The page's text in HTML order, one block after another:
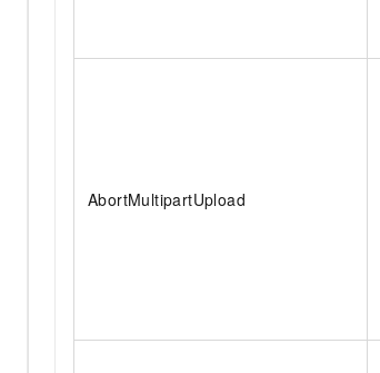
AbortMultipartUpload